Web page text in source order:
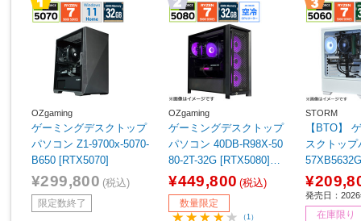
OZgaming
ゲーミングデスクトップ
パソコン Z1-9700x-5070-
B650 [RTX5070]
¥299,800 (税込)
限定数終了
OZgaming
ゲーミングデスクトップ
パソコン 40DB-R98X-50
80-2T-32G [RTX5080]
【sof001】
¥449,800 (税込)
数量限定
（1）
STORM
【BTO】
スクトッ
060 8GB]
発売日：
在庫限り